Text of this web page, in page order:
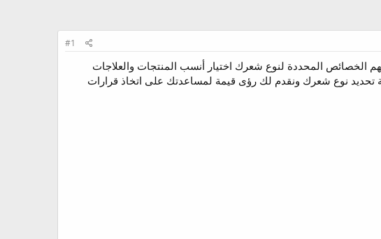
#1
الخصائص المحددة لنوع شعرك اختيار أنسب المنتجات والعلاجات
تحديد نوع شعرك ونقدم لك رؤى قيمة لمساعدتك على اتخاذ قرارات